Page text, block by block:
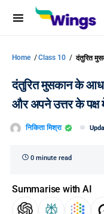
Home /Class 10 /
दंतुरित मुसकान के
और अपने उत्तर के पक्ष
निकिता मिश्रा
0 minute read
Summarise with AI